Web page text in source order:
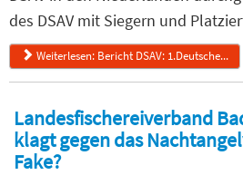
des DSAV mit Siegern und
Weiterlesen: Bericht DSAV: 1.Deutsche...
Landesfischereiverband
klagt gegen das
Fake?